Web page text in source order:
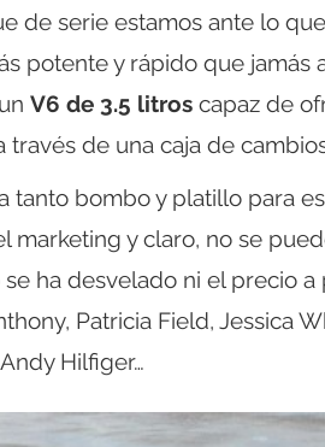
de serie estamos ante lo
potente y rápido que jamás
V6 de 3.5 litros capaz de
de una caja de
tanto bombo y platillo para
marketing y claro, no se
ha desvelado ni el precio a
Patricia Field, Jessica
Hilfiger…